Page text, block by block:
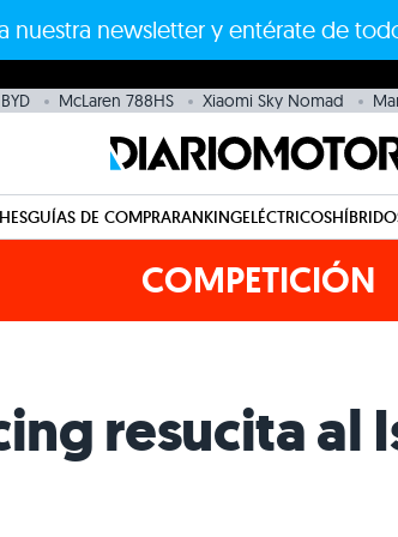
nuestra newsletter y entérate de
BYD McLaren 788HS Xiaomi Sky Nomad
GUÍAS DE COMPRARANKINGELÉCTRICOS
COMPETICIÓN
resucita al